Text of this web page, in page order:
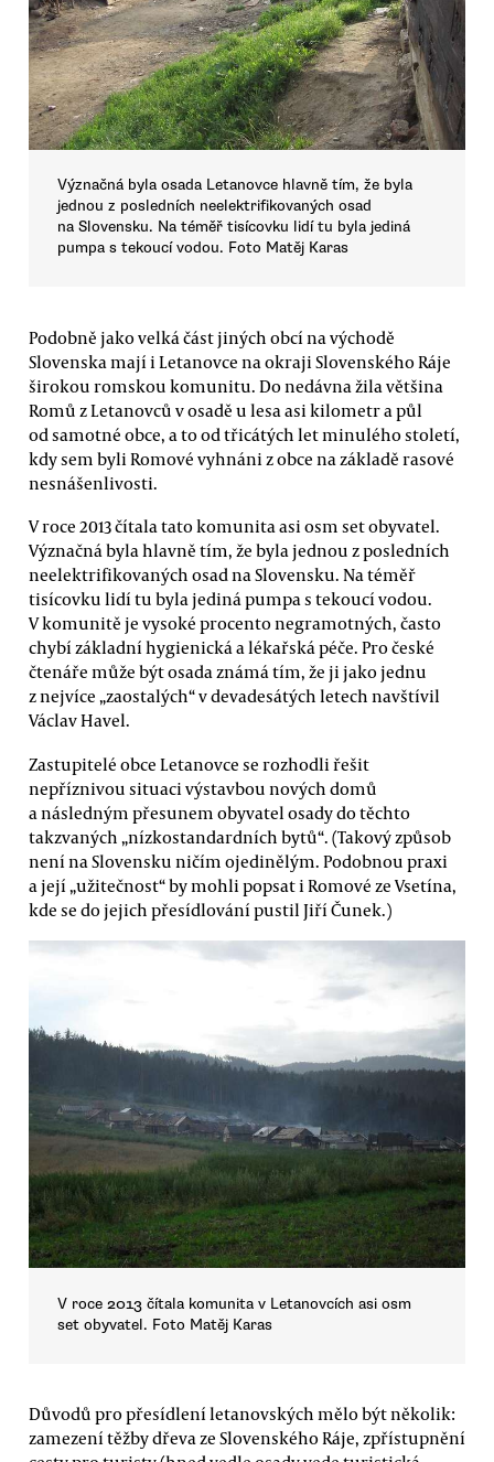
Význačná byla osada Letanovce hlavně tím, že byla
jednou z posledních neelektrifikovaných osad
na Slovensku. Na téměř tisícovku lidí tu byla jediná
pumpa s tekoucí vodou. Foto Matěj Karas
Podobně jako velká část jiných obcí na východě
Slovenska mají i Letanovce na okraji Slovenského Ráje
širokou romskou komunitu. Do nedávna žila většina
Romů z Letanovců v osadě u lesa asi kilometr a půl
od samotné obce, a to od třicátých let minulého století,
kdy sem byli Romové vyhnáni z obce na základě rasové
nesnášenlivosti.
V roce 2013 čítala tato komunita asi osm set obyvatel.
Význačná byla hlavně tím, že byla jednou z posledních
neelektrifikovaných osad na Slovensku. Na téměř
tisícovku lidí tu byla jediná pumpa s tekoucí vodou.
V komunitě je vysoké procento negramotných, často
chybí základní hygienická a lékařská péče. Pro české
čtenáře může být osada známá tím, že ji jako jednu
z nejvíce „zaostalých“ v devadesátých letech navštívil
Václav Havel.
Zastupitelé obce Letanovce se rozhodli řešit
nepříznivou situaci výstavbou nových domů
a následným přesunem obyvatel osady do těchto
takzvaných „nízkostandardních bytů“. (Takový způsob
není na Slovensku ničím ojedinělým. Podobnou praxi
a její „užitečnost“ by mohli popsat i Romové ze Vsetína,
kde se do jejich přesídlování pustil Jiří Čunek.)
V roce 2013 čítala komunita v Letanovcích asi osm
set obyvatel. Foto Matěj Karas
Důvodů pro přesídlení letanovských mělo být několik:
zamezení těžby dřeva ze Slovenského Ráje, zpřístupnění